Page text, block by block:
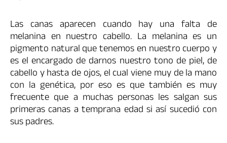
Las canas aparecen cuando hay una falta de
melanina en nuestro cabello. La melanina es un
pigmento natural que tenemos en nuestro cuerpo y
es el encargado de darnos nuestro tono de piel, de
cabello y hasta de ojos, el cual viene muy de la mano
con la genética, por eso es que también es muy
frecuente que a muchas personas les salgan sus
primeras canas a temprana edad si así sucedió con
sus padres.